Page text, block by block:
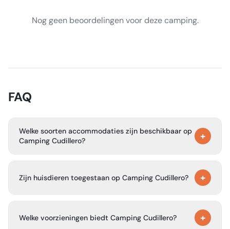
Nog geen beoordelingen voor deze camping.
FAQ
Welke soorten accommodaties zijn beschikbaar op
Camping Cudillero?
+
waaronder Bell Tents, Bungalow Basic voor stellen en
Zijn huisdieren toegestaan op Camping Cudillero? +
verwelkomen huisdieren, zodat je je harige metgezellen
Welke voorzieningen biedt Camping Cudillero? +